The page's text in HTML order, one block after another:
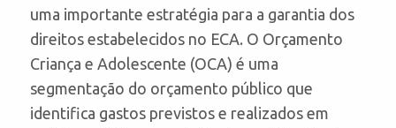
uma importante estratégia para a garantia dos
direitos estabelecidos no ECA. O Orçamento
Criança e Adolescente (OCA) é uma
segmentação do orçamento público que
identifica gastos previstos e realizados em